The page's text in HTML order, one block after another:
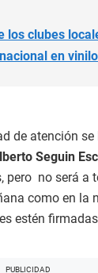
los clubes
en vinilo
de atención
Seguin
pero no será a
como en la
estén